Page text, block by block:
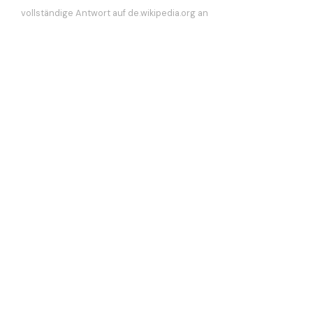
vollständige Antwort auf de.wikipedia.org an